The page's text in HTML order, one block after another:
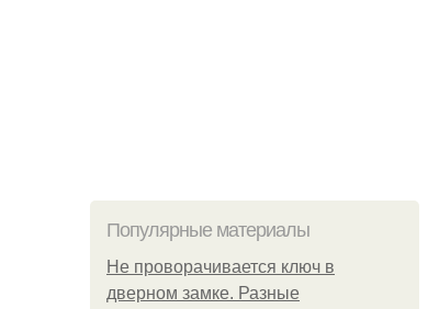
Популярные материалы
Не проворачивается ключ в
дверном замке. Разные